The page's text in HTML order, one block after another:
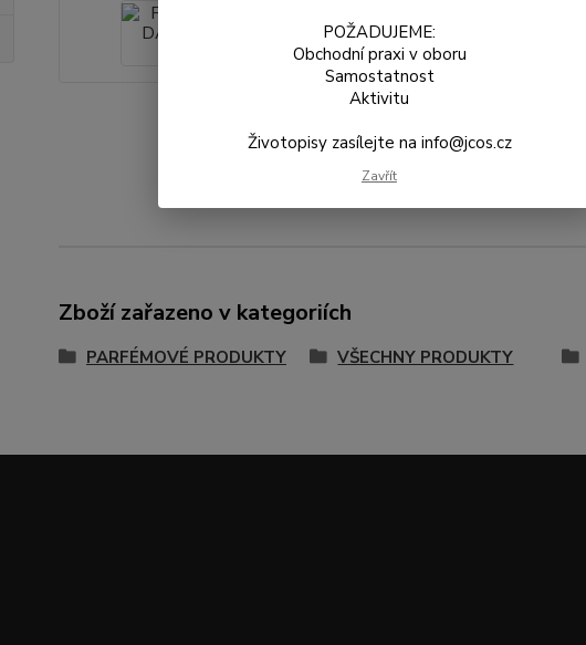
Zboží zařazeno v kategoriích
PARFÉMOVÉ PRODUKTY VŠECHNY PRODUKTY
POŽADUJEME:
Obchodní praxi v oboru
Samostatnost
Aktivitu
Životopisy zasílejte na info@jcos.cz
Zavřít